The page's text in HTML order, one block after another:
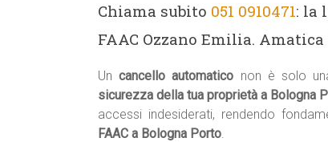
Chiama subito 051 0910471: la
FAAC Ozzano Emilia.
Uncancello automatico non è solo
sicurezza della tua proprietà a Bologna
accessi indesiderati, rendendo
FAAC a Bologna Porto.